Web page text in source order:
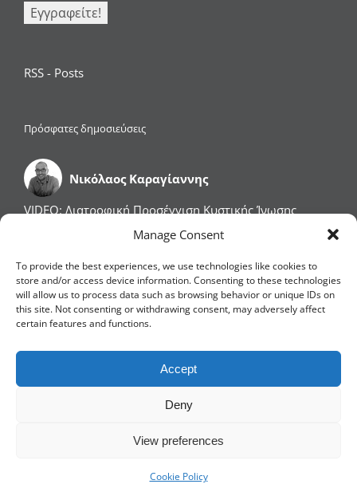
Manage Consent
To provide the best experiences, we use technologies like cookies to
store and/or access device information. Consenting to these technologies
will allow us to process data such as browsing behavior or unique IDs on
this site. Not consenting or withdrawing consent, may adversely affect
certain features and functions.
Accept
Deny
View preferences
Cookie Policy
RSS - Posts
Πρόσφατες δημοσιεύσεις
Νικόλαος Καραγίαννης
VIDEO: Διατροφική Προσέγγιση Κυστικής Ίνωσης
VIDEO: Φλεγμονώδεις Παθήσεις του Εντέρου: Νόσος
του Crohn & Ελκώδης Κολίτιδα
Η Διατροφή Επηρεάζει την Βιολογική μας Ηλικία
Λιπώδης Διήθηση, Υπατικός Καρκίνος και Διατροφή
Διατροφικά Tips για Μετά τις Γιορτές των
Χριστουγέννων (2025): Επιλογή Ζωής